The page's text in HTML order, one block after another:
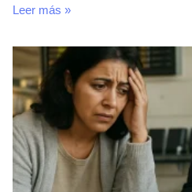
Leer más »